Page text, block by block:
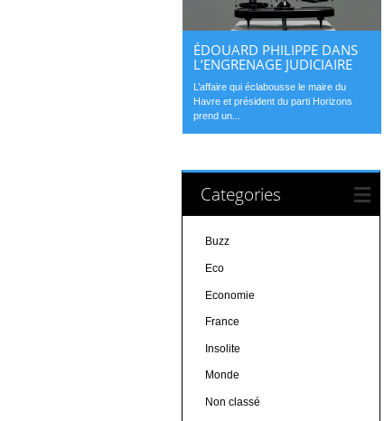
ÉDOUARD PHILIPPE DANS
L’ENGRENAGE JUDICIAIRE
L’affaire qui éclabousse le maire du
Havre et président du parti Horizons
prend un...
Categories
Buzz
Eco
Economie
France
Insolite
Monde
Non classé